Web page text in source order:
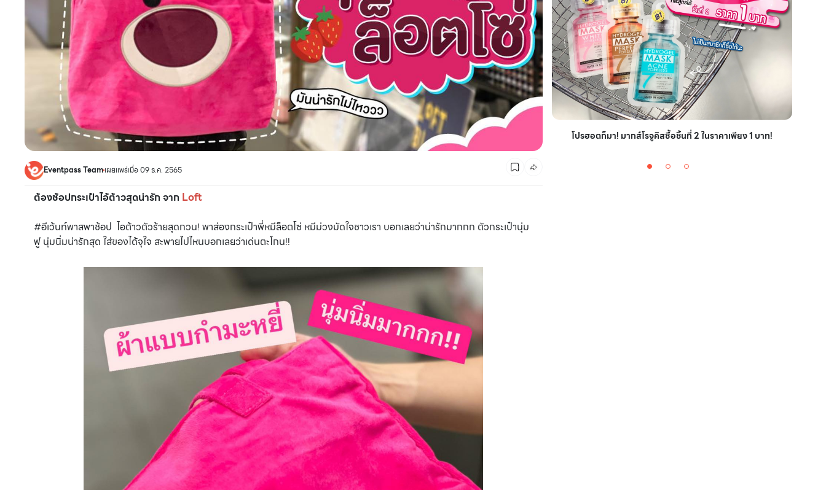
Eventpass Teamเผยแพร่เมื่อ 09 ธ.ค. 2565
ต้องช้อปกระเป๋าไอ้ต้าวสุดน่ารัก จาก Loft
#อีเว้นท์พาสพาช้อป ไอต้าวตัวร้ายสุดกวน! พาส่องกระเป๋าพี่หมีล็อตโซ่ หมีม่วงมัดใจชาวเรา บอกเลยว่าน่ารักมากกก ตัวกระเป๋านุ่ม
ฟู นุ่มนิ่มน่ารักสุด ใส่ของได้จุใจ สะพายไปไหนบอกเลยว่าเด่นตะโกน!!
CMG SHOP SHOP รวมแบรนด์ตัวท็อป ลดสูงสุด50% โปรฮอตก็มา! มากส์โรจูคิสซื้อชิ้นที่ 2 ในราคาเพียง 1 บาท!